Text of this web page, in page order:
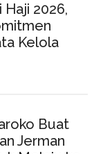
Haji 2026,
Kelola
Buat
Jerman